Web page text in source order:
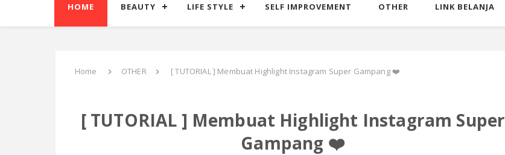
HOME BEAUTY LIFE STYLE SELF IMPROVEMENT OTHER LINK BELANJA
Home OTHER [ TUTORIAL ] Membuat Highlight Instagram Super Gampang ❤️
[ TUTORIAL ] Membuat Highlight Instagram Super
Gampang ❤️